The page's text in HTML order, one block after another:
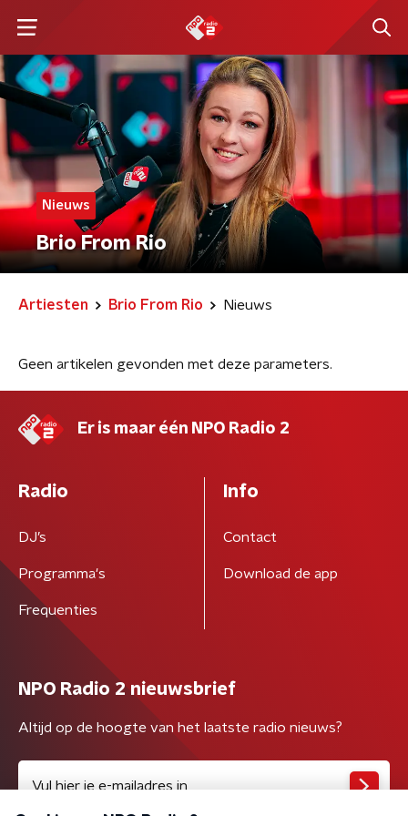
Nieuws
Brio From Rio
Artiesten Brio From Rio Nieuws
Geen artikelen gevonden met deze parameters.
Er is maar één NPO Radio 2
Radio
DJ’s
Programma's
Frequenties
Info
Contact
Download de app
NPO Radio 2 nieuwsbrief
Altijd op de hoogte van het laatste radio nieuws?